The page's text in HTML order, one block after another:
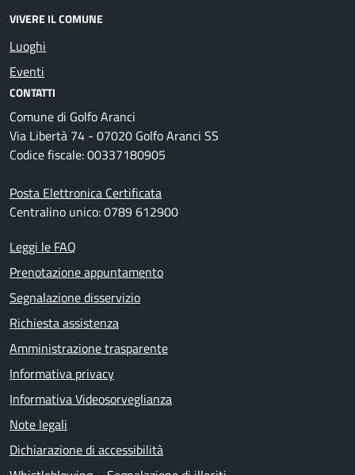
VIVERE IL COMUNE
Luoghi
Eventi
CONTATTI
Comune di Golfo Aranci
Via Libertà 74 - 07020 Golfo Aranci SS
Codice fiscale: 00337180905
Posta Elettronica Certificata
Centralino unico: 0789 612900
Leggi le FAQ
Prenotazione appuntamento
Segnalazione disservizio
Richiesta assistenza
Amministrazione trasparente
Informativa privacy
Informativa Videosorveglianza
Note legali
Dichiarazione di accessibilità